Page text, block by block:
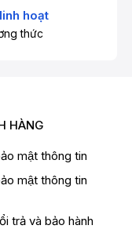
hoạt
thức
HÀNG
mật thông tin
mật thông tin
trả và bảo hành